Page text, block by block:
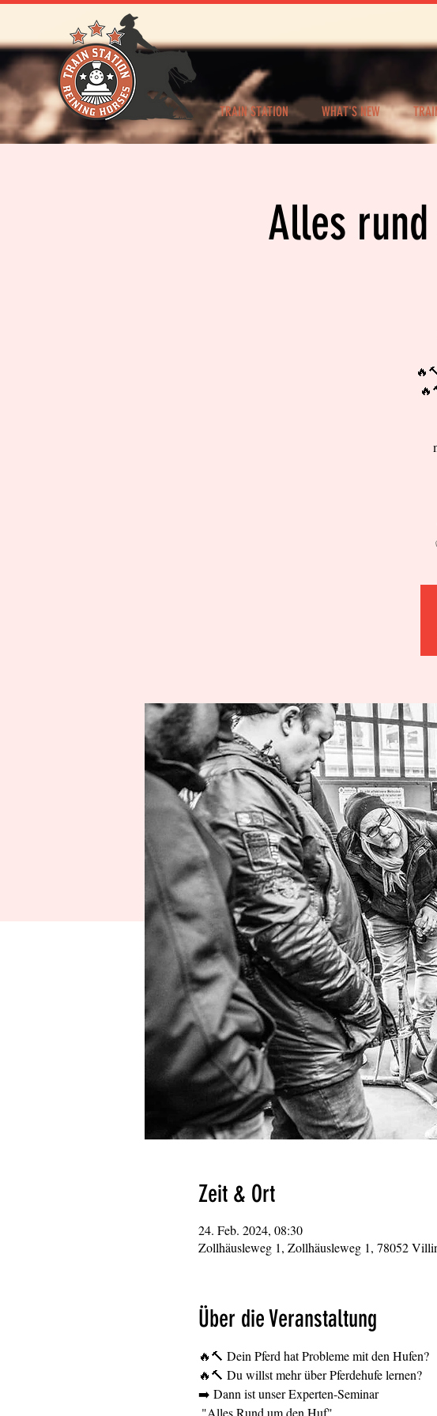
TRAIN STATION WHAT'S NEW
Alles
Zeit & Ort
24. Feb. 2024, 08:30
Zollhäusleweg 1, Zollhäusleweg 1, 78052
Über die Veranstaltung
🔥🔨 Dein Pferd hat Probleme mit den Hufen?
🔥🔨 Du willst mehr über Pferdehufe lernen?
➡️ Dann ist unser Experten-Seminar
"Alles Rund um den Huf"